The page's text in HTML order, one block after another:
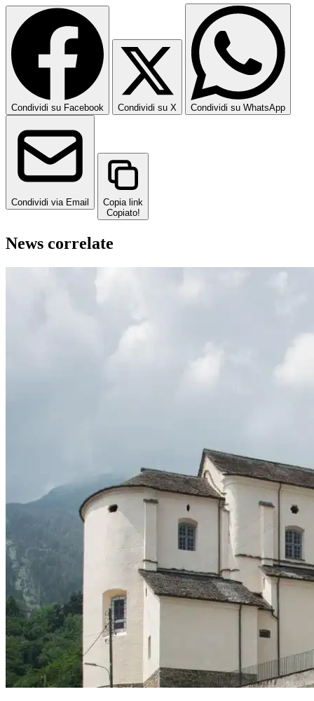
Condividi su Facebook Condividi su X Condividi su WhatsApp
Condividi via Email
Copia link
Copiato!
News correlate